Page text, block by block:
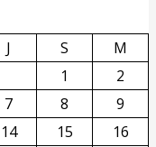
J S
M
1
2
7 8
9
14 15
16